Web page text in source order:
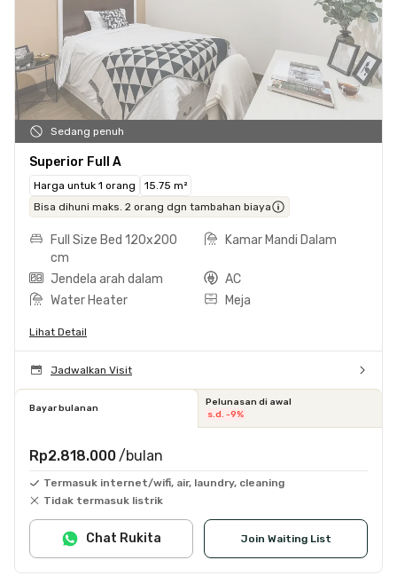
Sedang penuh
Superior Full A
Harga untuk 1 orang
15.75 m²
Bisa dihuni maks. 2 orang dgn tambahan biaya
Full Size Bed 120x200
cm
Kamar Mandi Dalam
Jendela arah dalam
AC
Water Heater
Meja
Lihat Detail
Jadwalkan Visit
Bayar bulanan
Pelunasan di awal
s.d. -9%
Rp2.818.000 /bulan
Termasuk internet/wifi, air, laundry, cleaning
Tidak termasuk listrik
Join Waiting List
Chat Rukita